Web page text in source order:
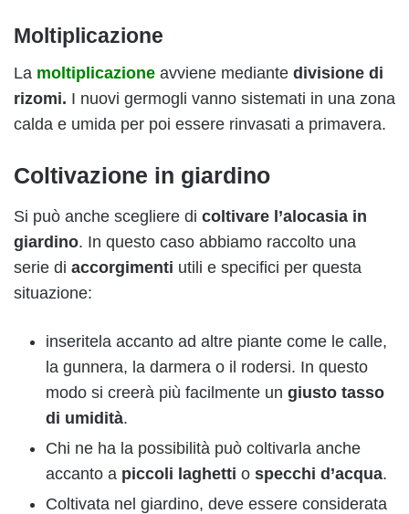
Moltiplicazione
La moltiplicazione avviene mediante divisione di
rizomi. I nuovi germogli vanno sistemati in una zona
calda e umida per poi essere rinvasati a primavera.
Coltivazione in giardino
Si può anche scegliere di coltivare l’alocasia in
giardino. In questo caso abbiamo raccolto una
serie di accorgimenti utili e specifici per questa
situazione:
inseritela accanto ad altre piante come le calle,
la gunnera, la darmera o il rodersi. In questo
modo si creerà più facilmente un giusto tasso
di umidità.
Chi ne ha la possibilità può coltivarla anche
accanto a piccoli laghetti o specchi d’acqua.
Coltivata nel giardino, deve essere considerata